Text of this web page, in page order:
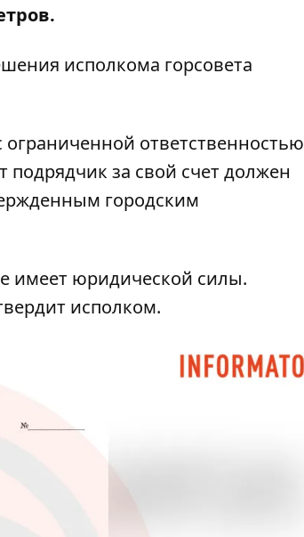
исполкома горсовета
ответственностью
за свой счет должен
городским
имеет юридической силы.
исполком.